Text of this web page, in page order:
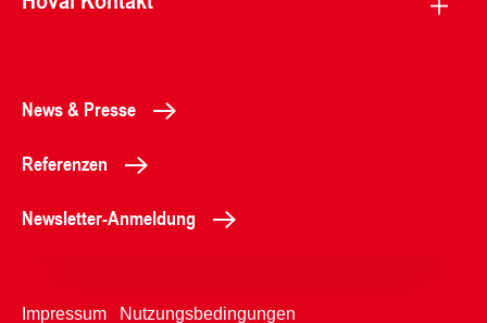
News & Presse
Referenzen
Newsletter-Anmeldung
Impressum Nutzungsbedingungen